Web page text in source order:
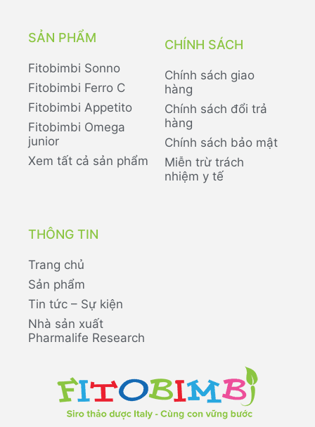
SẢN PHẨM
Fitobimbi Sonno
Fitobimbi Ferro C
Fitobimbi Appetito
Fitobimbi Omega
junior
Xem tất cả sản phẩm
CHÍNH SÁCH
Chính sách giao
hàng
Chính sách đổi trả
hàng
Chính sách bảo mật
Miễn trừ trách
nhiệm y tế
THÔNG TIN
Trang chủ
Sản phẩm
Tin tức – Sự kiện
Nhà sản xuất
Pharmalife Research